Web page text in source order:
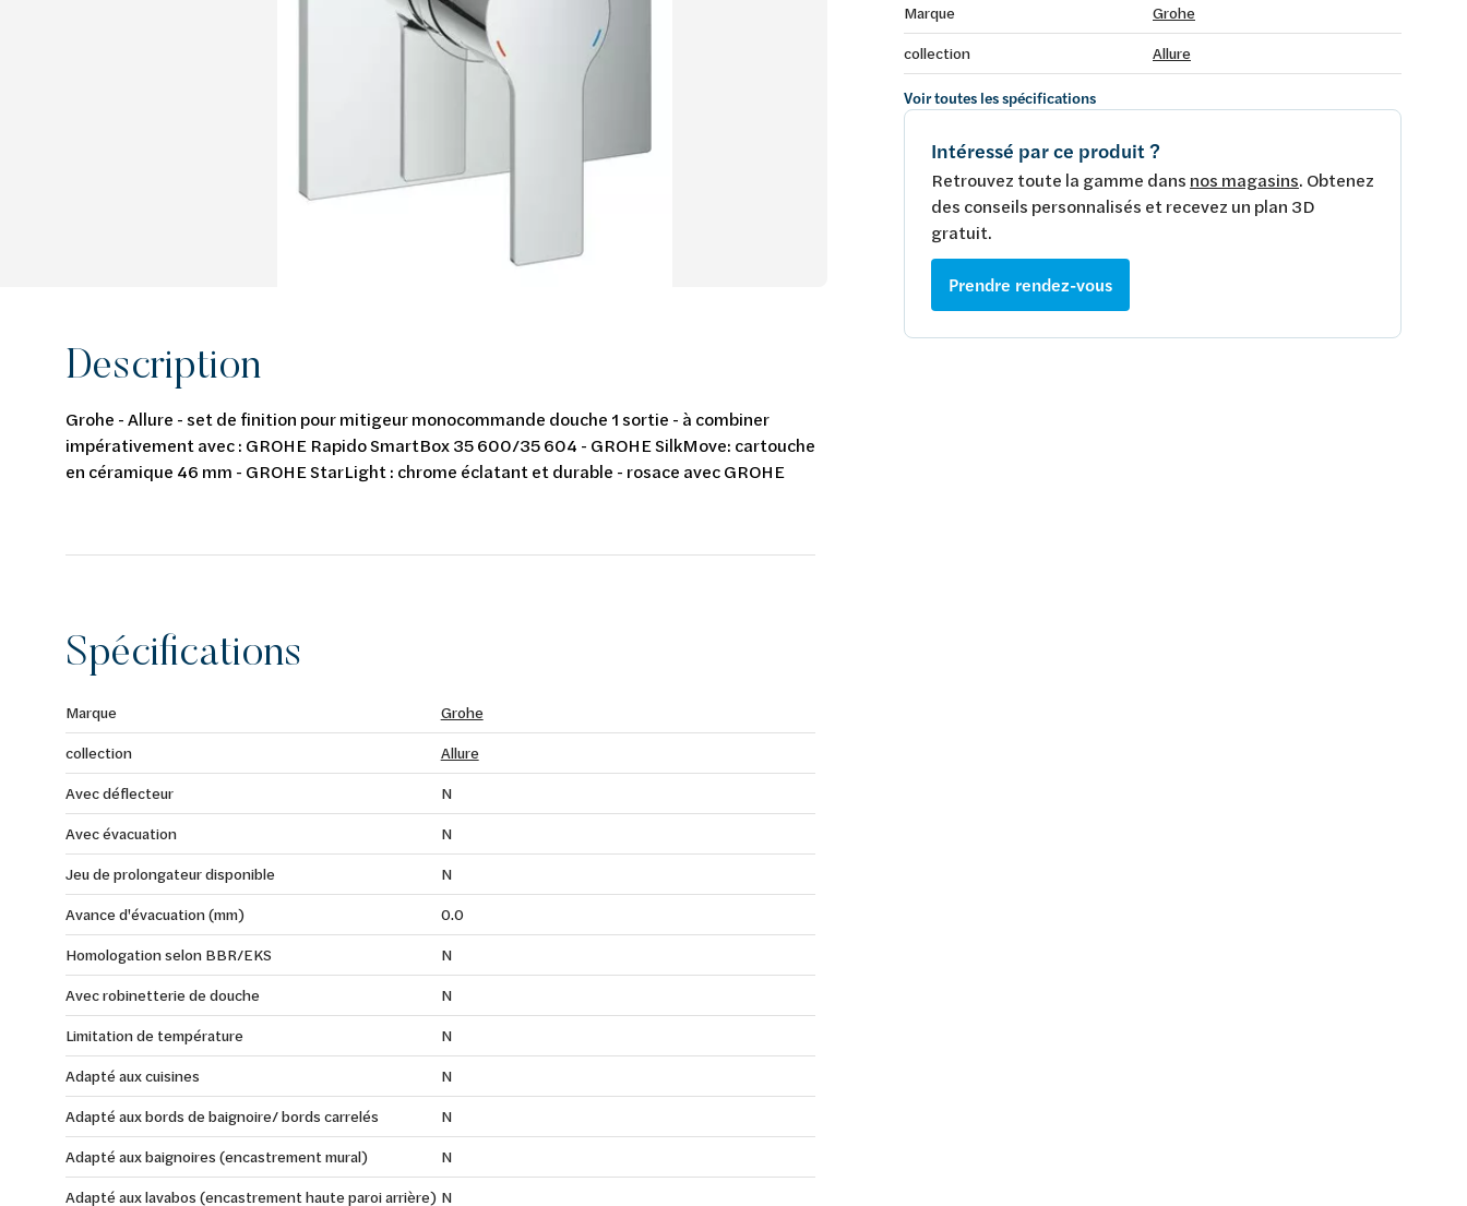
Tout sur le chauffage et la climatisation
Tout sur le traitement de l'eau
Marque
Grohe
collection
Allure
Voir toutes les spécifications
Intéressé par ce produit ?
Retrouvez toute la gamme dans nos magasins. Obtenez
des conseils personnalisés et recevez un plan 3D
gratuit.
Prendre rendez-vous
Description
Grohe - Allure - set de finition pour mitigeur monocommande douche 1 sortie - à combiner
impérativement avec : GROHE Rapido SmartBox 35 600/35 604 - GROHE SilkMove: cartouche
en céramique 46 mm - GROHE StarLight : chrome éclatant et durable - rosace avec GROHE
Spécifications
Marque
Grohe
collection
Allure
Avec déflecteur
N
Avec évacuation
N
Jeu de prolongateur disponible
N
Avance d'évacuation (mm)
0.0
Homologation selon BBR/EKS
N
Avec robinetterie de douche
N
Limitation de température
N
Adapté aux cuisines
N
Adapté aux bords de baignoire/ bords carrelés
N
Adapté aux baignoires (encastrement mural)
N
Adapté aux lavabos (encastrement haute paroi arrière) N